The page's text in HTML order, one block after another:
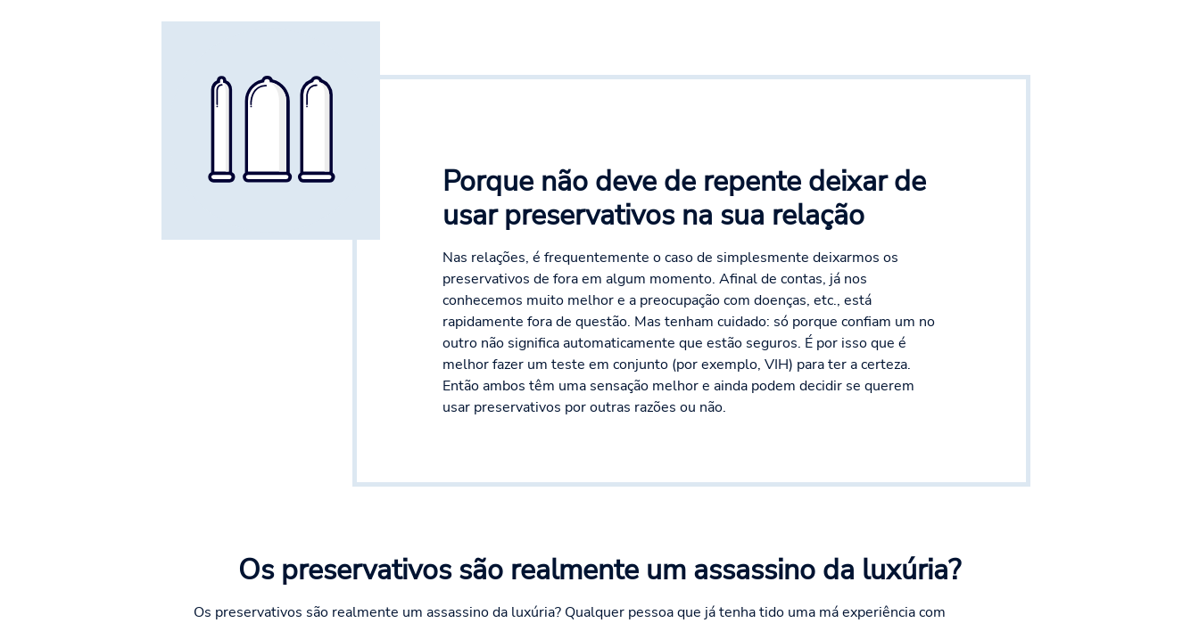
Porque não deve de repente deixar de
usar preservativos na sua relação
Nas relações, é frequentemente o caso de simplesmente deixarmos os
preservativos de fora em algum momento. Afinal de contas, já nos
conhecemos muito melhor e a preocupação com doenças, etc., está
rapidamente fora de questão. Mas tenham cuidado: só porque confiam um no
outro não significa automaticamente que estão seguros. É por isso que é
melhor fazer um teste em conjunto (por exemplo, VIH) para ter a certeza.
Então ambos têm uma sensação melhor e ainda podem decidir se querem
usar preservativos por outras razões ou não.
Os preservativos são realmente um assassino da luxúria?
Os preservativos são realmente um assassino da luxúria? Qualquer pessoa que já tenha tido uma má experiência com